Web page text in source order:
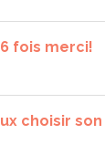
fois merci!
choisir son